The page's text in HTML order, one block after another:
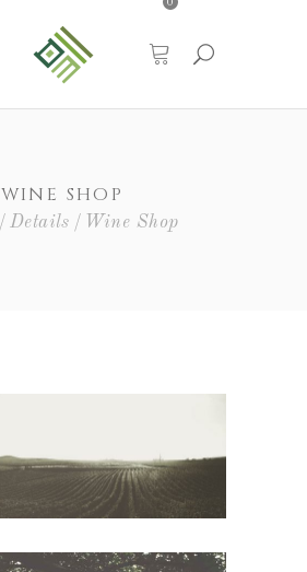
0
WINE SHOP
Details Wine Shop